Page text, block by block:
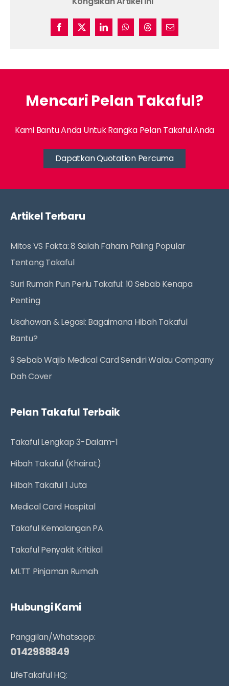
Mencari Pelan Takaful?
Kami Bantu Anda Untuk Rangka Pelan Takaful Anda
Dapatkan Quotation Percuma
Artikel Terbaru
Mitos VS Fakta: 8 Salah Faham Paling Popular
Tentang Takaful
Suri Rumah Pun Perlu Takaful: 10 Sebab Kenapa
Penting
Usahawan & Legasi: Bagaimana Hibah Takaful
Bantu?
9 Sebab Wajib Medical Card Sendiri Walau Company
Dah Cover
Pelan Takaful Terbaik
Takaful Lengkap 3-Dalam-1
Hibah Takaful (Khairat)
Hibah Takaful 1 Juta
Medical Card Hospital
Takaful Kemalangan PA
Takaful Penyakit Kritikal
MLTT Pinjaman Rumah
Hubungi Kami
Panggilan/Whatsapp:
0142988849
LifeTakaful HQ: